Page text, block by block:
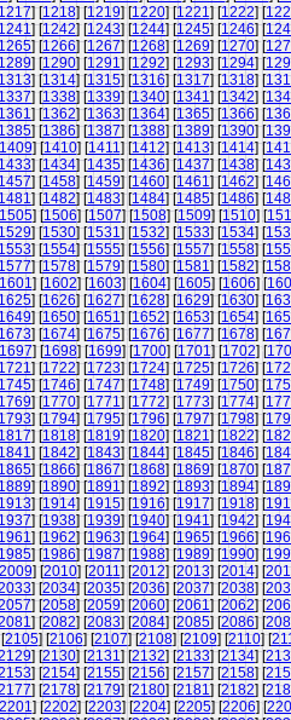
] [1218] [1219] [1220] [1221] [1222] [
] [1242] [1243] [1244] [1245] [1246] [
] [1266] [1267] [1268] [1269] [1270] [
] [1290] [1291] [1292] [1293] [1294] [
] [1314] [1315] [1316] [1317] [1318] [
] [1338] [1339] [1340] [1341] [1342] [
] [1362] [1363] [1364] [1365] [1366] [
] [1386] [1387] [1388] [1389] [1390] [
] [1410] [1411] [1412] [1413] [1414] [
] [1434] [1435] [1436] [1437] [1438] [
] [1458] [1459] [1460] [1461] [1462] [
] [1482] [1483] [1484] [1485] [1486] [
] [1506] [1507] [1508] [1509] [1510] [
] [1530] [1531] [1532] [1533] [1534] [
] [1554] [1555] [1556] [1557] [1558] [
] [1578] [1579] [1580] [1581] [1582] [
] [1602] [1603] [1604] [1605] [1606] [
] [1626] [1627] [1628] [1629] [1630] [
] [1650] [1651] [1652] [1653] [1654] [
] [1674] [1675] [1676] [1677] [1678] [
] [1698] [1699] [1700] [1701] [1702] [
] [1722] [1723] [1724] [1725] [1726] [
] [1746] [1747] [1748] [1749] [1750] [
] [1770] [1771] [1772] [1773] [1774] [
] [1794] [1795] [1796] [1797] [1798] [
] [1818] [1819] [1820] [1821] [1822] [
] [1842] [1843] [1844] [1845] [1846] [
] [1866] [1867] [1868] [1869] [1870] [
] [1890] [1891] [1892] [1893] [1894] [
] [1914] [1915] [1916] [1917] [1918] [
] [1938] [1939] [1940] [1941] [1942] [
] [1962] [1963] [1964] [1965] [1966] [
] [1986] [1987] [1988] [1989] [1990] [
] [2010] [2011] [2012] [2013] [2014] [
] [2034] [2035] [2036] [2037] [2038] [
] [2058] [2059] [2060] [2061] [2062] [
] [2082] [2083] [2084] [2085] [2086] [
2105] [2106] [2107] [2108] [2109] [2110] [
] [2130] [2131] [2132] [2133] [2134] [
] [2154] [2155] [2156] [2157] [2158] [
] [2178] [2179] [2180] [2181] [2182] [
] [2202] [2203] [2204] [2205] [2206] [